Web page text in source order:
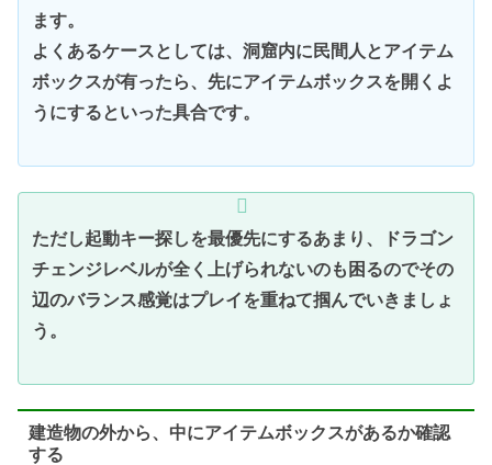
ます。
よくあるケースとしては、洞窟内に民間人とアイテム
ボックスが有ったら、先にアイテムボックスを開くよ
うにするといった具合です。
ただし起動キー探しを最優先にするあまり、ドラゴン
チェンジレベルが全く上げられないのも困るのでその
辺のバランス感覚はプレイを重ねて掴んでいきましょ
う。
建造物の外から、中にアイテムボックスがあるか確認
する